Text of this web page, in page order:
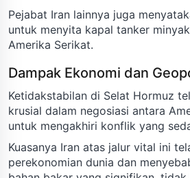
Pejabat Iran lainnya juga
untuk menyita kapal tanker
Amerika Serikat.
Dampak Ekonomi dan
Ketidakstabilan di Selat Hormuz
krusial dalam negosiasi antara
untuk mengakhiri konflik yang
Kuasanya Iran atas jalur vital ini
perekonomian dunia dan